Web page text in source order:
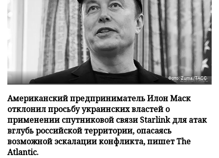
Фото: Zuma/ТАСС
Американский предприниматель Илон Маск
отклонил просьбу украинских властей о
применении спутниковой связи Starlink для атак
вглубь российской территории, опасаясь
возможной эскалации конфликта, пишет The
Atlantic.